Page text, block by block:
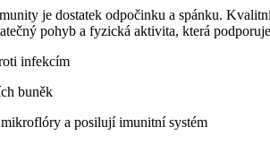
je dostatek odpočinku a spánku.
pohyb a fyzická aktivita, která
infekcím
buněk
a posilují imunitní systém